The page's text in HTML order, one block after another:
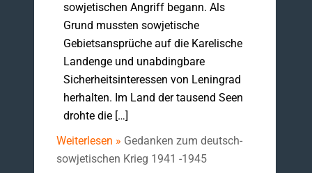
sowjetischen Angriff begann. Als
Grund mussten sowjetische
Gebietsansprüche auf die Karelische
Landenge und unabdingbare
Sicherheitsinteressen von Leningrad
herhalten. Im Land der tausend Seen
drohte die […]
Weiterlesen » Gedanken zum deutsch-
sowjetischen Krieg 1941 -1945